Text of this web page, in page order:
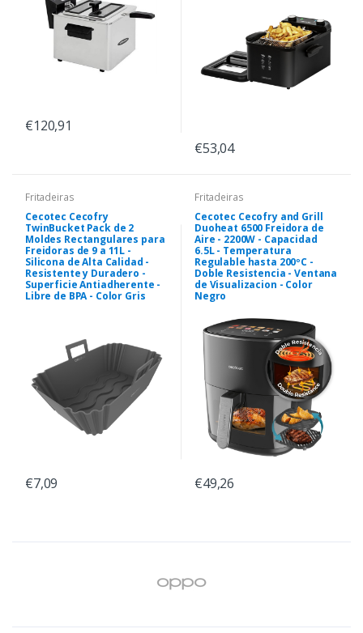
€120,91
€53,04
Fritadeiras
Cecotec Cecofry
TwinBucket Pack de 2
Moldes Rectangulares para
Freidoras de 9 a 11L -
Silicona de Alta Calidad -
Resistente y Duradero -
Superficie Antiadherente -
Libre de BPA - Color Gris
€7,09
Fritadeiras
Cecotec Cecofry and Grill
Duoheat 6500 Freidora de
Aire - 2200W - Capacidad
6.5L - Temperatura
Regulable hasta 200ºC -
Doble Resistencia - Ventana
de Visualizacion - Color
Negro
€49,26